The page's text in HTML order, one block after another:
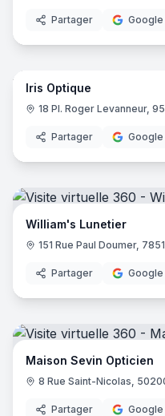
Partager Google
Iris Optique
18 Pl. Roger Levanneur,
Partager Google
William's Lunetier
151 Rue Paul Doumer,
Partager Google
Maison Sevin Opticien
8 Rue Saint-Nicolas,
Partager Google